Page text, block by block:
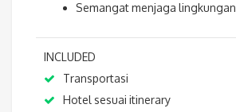
Semangat menjaga lingkungan
INCLUDED
Transportasi
Hotel sesuai itinerary